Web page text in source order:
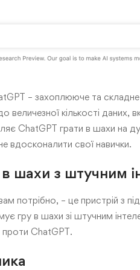
– захоплююче та
кількості даних,
ChatGPT грати в шахи на
вдосконалити свої навички.
шахи з штучним
потрібно, – це пристрій з
гру в шахи зі штучним
ChatGPT.